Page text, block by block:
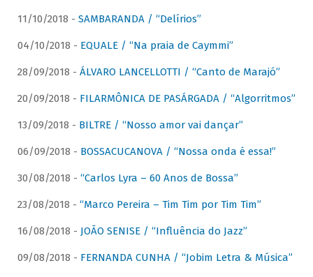
11/10/2018 - SAMBARANDA / “Delírios”
04/10/2018 - EQUALE / “Na praia de Caymmi”
28/09/2018 - ÁLVARO LANCELLOTTI / “Canto de Marajó”
20/09/2018 - FILARMÔNICA DE PASÁRGADA / “Algorritmos”
13/09/2018 - BILTRE / “Nosso amor vai dançar”
06/09/2018 - BOSSACUCANOVA / “Nossa onda é essa!”
30/08/2018 - “Carlos Lyra – 60 Anos de Bossa”
23/08/2018 - “Marco Pereira – Tim Tim por Tim Tim”
16/08/2018 - JOÃO SENISE / “Influência do Jazz”
09/08/2018 - FERNANDA CUNHA / “Jobim Letra & Música”